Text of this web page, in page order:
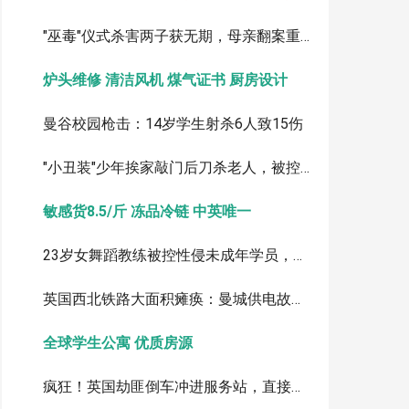
"巫毒"仪式杀害两子获无期，母亲翻案重审
炉头维修 清洁风机 煤气证书 厨房设计
曼谷校园枪击：14岁学生射杀6人致15伤
"小丑装"少年挨家敲门后刀杀老人，被控一级谋杀
敏感货8.5/斤 冻品冷链 中英唯一
23岁女舞蹈教练被控性侵未成年学员，最高或判终身监禁
英国西北铁路大面积瘫痪：曼城供电故障致列车延误取消
全球学生公寓 优质房源
疯狂！英国劫匪倒车冲进服务站，直接拖走ATM取款机